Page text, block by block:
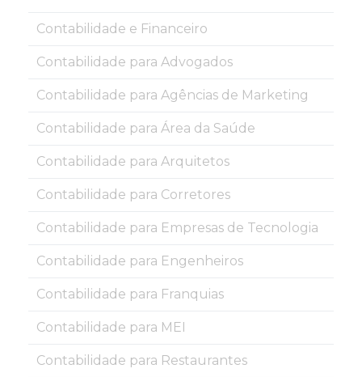
Contabilidade e Financeiro
Contabilidade para Advogados
Contabilidade para Agências de Marketing
Contabilidade para Área da Saúde
Contabilidade para Arquitetos
Contabilidade para Corretores
Contabilidade para Empresas de Tecnologia
Contabilidade para Engenheiros
Contabilidade para Franquias
Contabilidade para MEI
Contabilidade para Restaurantes